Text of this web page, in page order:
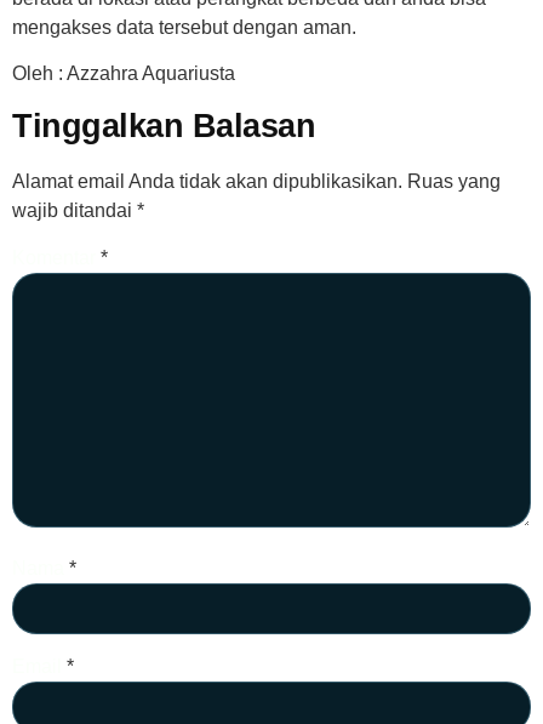
mengakses data tersebut dengan aman.
Oleh : Azzahra Aquariusta
Tinggalkan Balasan
Alamat email Anda tidak akan dipublikasikan. Ruas yang
wajib ditandai *
*
*
*